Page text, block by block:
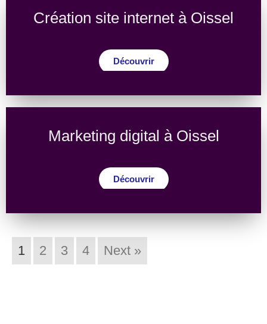
Création site internet à Oissel
Découvrir
Marketing digital à Oissel
Découvrir
1 2 3 4 Next »